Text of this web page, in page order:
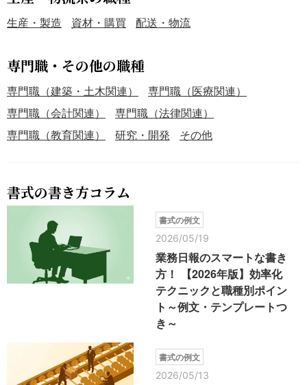
生産・製造 資材・購買 配送・物流
専門職・その他の職種
専門職（建築・土木関連）
専門職（医療関連）
専門職（会計関連）
専門職（法律関連）
専門職（教育関連）
研究・開発 その他
書式の書き方コラム
書式の例文
2026/05/19
業務日報のスマートな書き
方！ 【2026年版】効率化
テクニックと職種別ポイン
ト～例文・テンプレートつ
き～
書式の例文
2026/05/13